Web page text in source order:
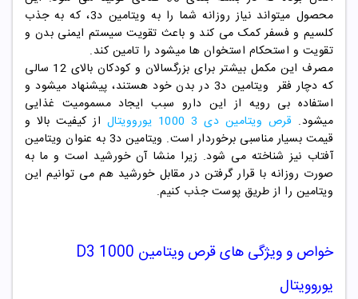
محصول میتواند نیاز روزانه شما را به ویتامین د3، که به جذب
کلسیم و فسفر کمک می کند و باعث تقویت سیستم ایمنی بدن و
تقویت و استحکام استخوان ها میشود را تامین کند.
مصرف این مکمل بیشتر برای بزرگسالان و کودکان بالای 12 سالی
که دچار فقر ویتامین د3 در بدن خود هستند، پیشنهاد میشود و
استفاده بی رویه از این دارو سبب ایجاد مسمومیت غذایی
میشود. قرص ویتامین دی 3 1000 یوروویتال
از کیفیت بالا و
قیمت بسیار مناسبی برخوردار است. ویتامین د3 به عنوان ویتامین
آفتاب نیز شناخته می شود. زیرا منشا آن خورشید است و ما به
صورت روزانه با قرار گرفتن در مقابل خورشید هم می توانیم این
ویتامین را از طریق پوست جذب کنیم.
خواص و ویژگی های
قرص ویتامین D3 1000
یوروویتال